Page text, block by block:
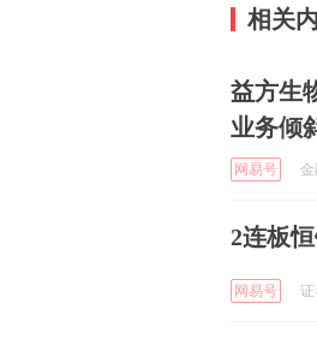
相关
益方生
业务倾
网易号
2连板
网易号